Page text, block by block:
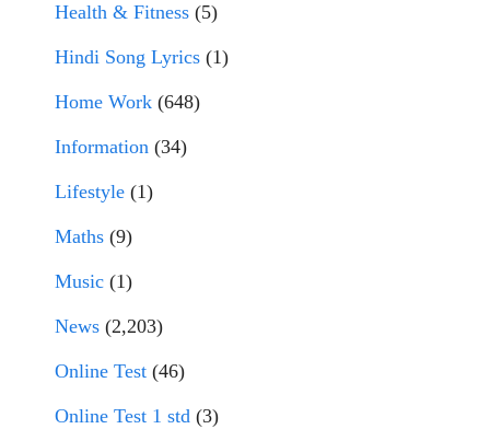
Health & Fitness (5)
Hindi Song Lyrics (1)
Home Work (648)
Information (34)
Lifestyle (1)
Maths (9)
Music (1)
News (2,203)
Online Test (46)
Online Test 1 std (3)